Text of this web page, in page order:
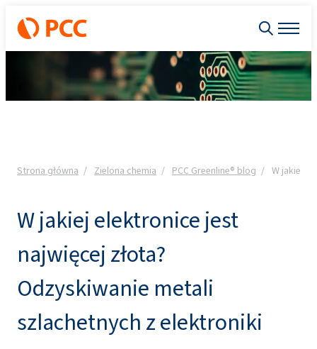
Strona główna Zielona chemia PCC Greenline® blog W jakiej
W jakiej elektronice jest
najwięcej złota?
Odzyskiwanie metali
szlachetnych z elektroniki